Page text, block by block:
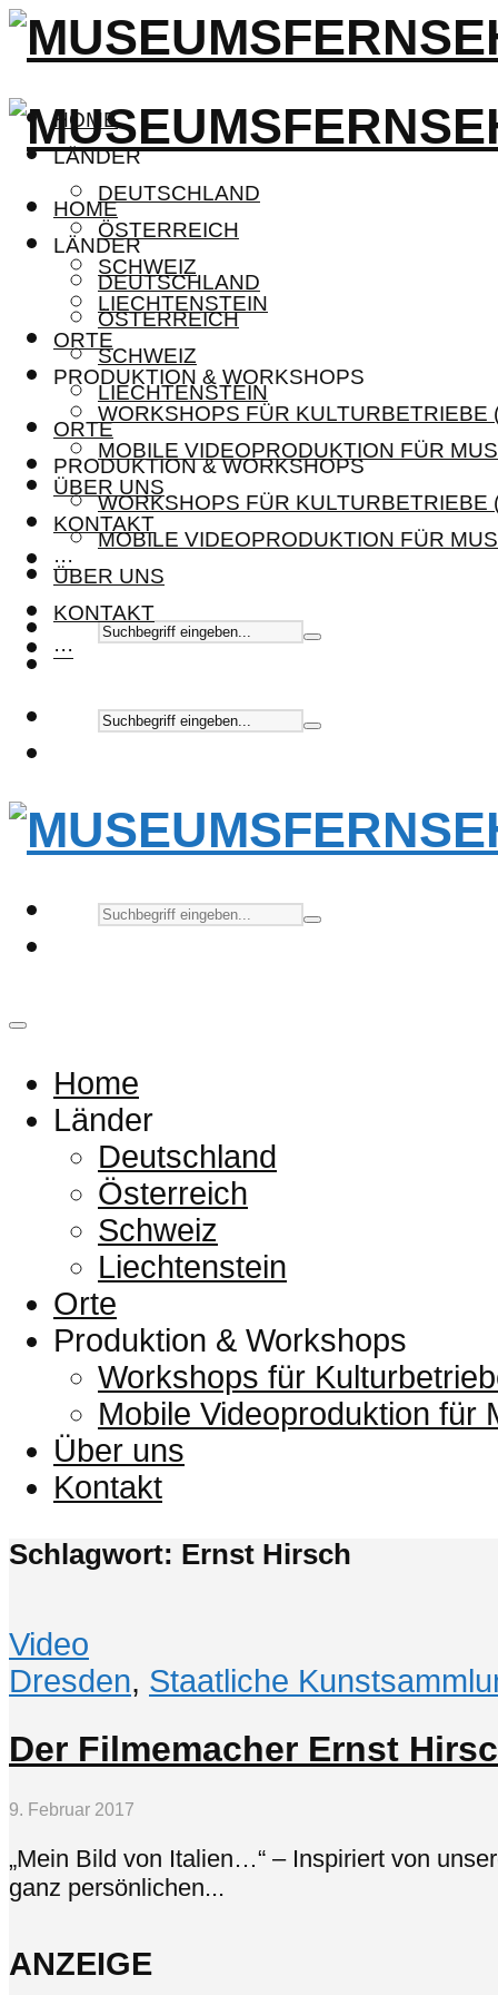
HOME
LÄNDER
DEUTSCHLAND
ÖSTERREICH
SCHWEIZ
LIECHTENSTEIN
ORTE
PRODUKTION & WORKSHOPS
WORKSHOPS FÜR KULTURBETRIEBE
MOBILE VIDEOPRODUKTION FÜR
ÜBER UNS
KONTAKT
···
HOME
LÄNDER
DEUTSCHLAND
ÖSTERREICH
SCHWEIZ
LIECHTENSTEIN
ORTE
PRODUKTION & WORKSHOPS
WORKSHOPS FÜR KULTURBETRIEBE
MOBILE VIDEOPRODUKTION FÜR
ÜBER UNS
KONTAKT
···
Home
Länder
Deutschland
Österreich
Schweiz
Liechtenstein
Orte
Produktion & Workshops
Workshops für
Mobile Videoproduktion für
Über uns
Kontakt
Schlagwort: Ernst Hirsch
Video
Dresden, Staatliche
Der Filmemacher Ernst
9. Februar 2017
„Mein Bild von Italien…“ – Inspiriert von
ganz persönlichen...
ANZEIGE